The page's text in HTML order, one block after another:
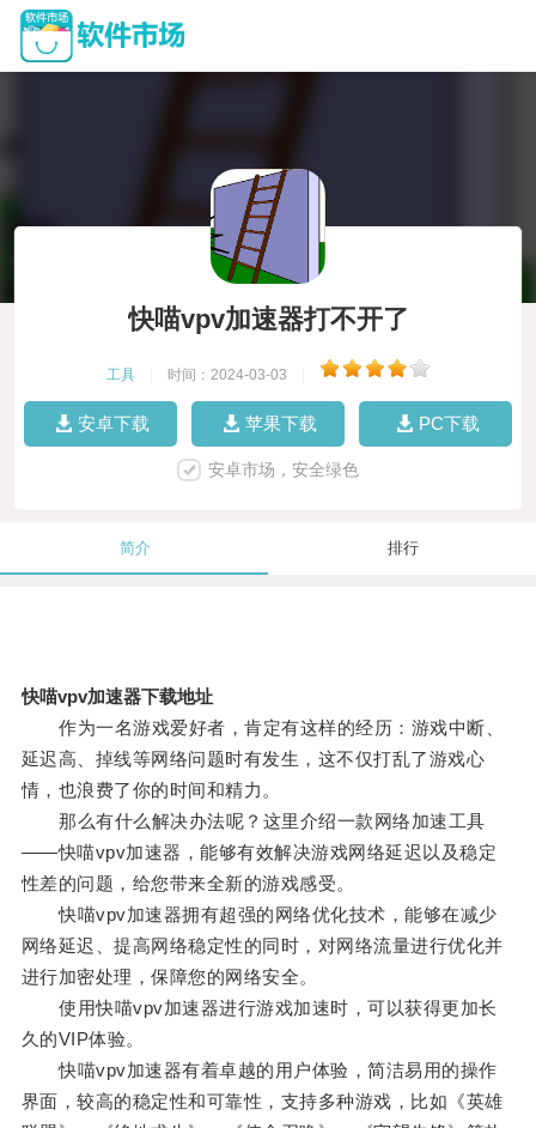
快喵vpv加速器打不开了
工具 时间：2024-03-03
安卓下载 苹果下载 PC下载
安卓市场，安全绿色
简介 排行
快喵vpv加速器下载地址
作为一名游戏爱好者，肯定有这样的经历：游戏中断、
延迟高、掉线等网络问题时有发生，这不仅打乱了游戏心
情，也浪费了你的时间和精力。
那么有什么解决办法呢？这里介绍一款网络加速工具
——快喵vpv加速器，能够有效解决游戏网络延迟以及稳定
性差的问题，给您带来全新的游戏感受。
快喵vpv加速器拥有超强的网络优化技术，能够在减少
网络延迟、提高网络稳定性的同时，对网络流量进行优化并
进行加密处理，保障您的网络安全。
使用快喵vpv加速器进行游戏加速时，可以获得更加长
久的VIP体验。
快喵vpv加速器有着卓越的用户体验，简洁易用的操作
界面，较高的稳定性和可靠性，支持多种游戏，比如《英雄